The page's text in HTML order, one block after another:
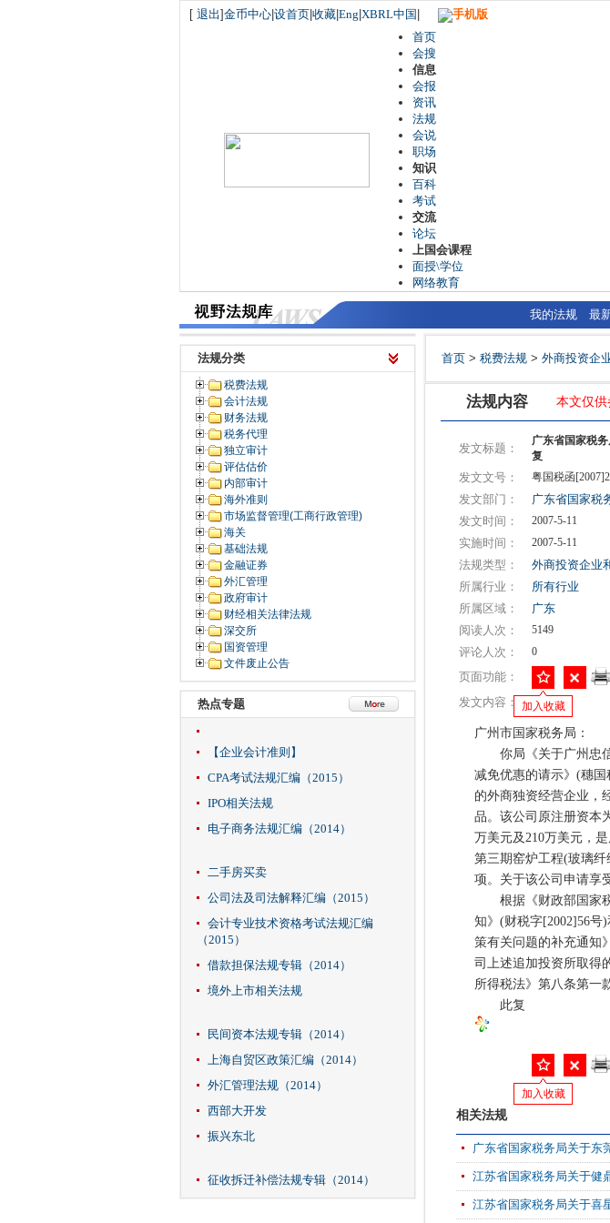
[ 退出]金币中心 设首页 收藏 Eng XBRL中国
手机版
首页
会搜
信息
会报
资讯
法规
会说
职场
知识
百科
考试
交流
论坛
上国会课程
面授\学位
网络教育
我的法规 最
法规分类
税费法规
会计法规
财务法规
税务代理
独立审计
评估估价
内部审计
海外准则
市场监督管理(工商行政管理)
海关
基础法规
金融证券
外汇管理
政府审计
财经相关法律法规
深交所
国资管理
文件废止公告
热点专题
【企业会计准则】
CPA考试法规汇编（2015）
IPO相关法规
电子商务法规汇编（2014）
二手房买卖
公司法及司法解释汇编（2015）
会计专业技术资格考试法规汇编
（2015）
借款担保法规专辑（2014）
境外上市相关法规
民间资本法规专辑（2014）
上海自贸区政策汇编（2014）
外汇管理法规（2014）
西部大开发
振兴东北
征收拆迁补偿法规专辑（2014）
首页 > 税费法规 > 外商投资企
法规内容 本文仅
发文标题：
广东省国家税
复
发文文号： 粤国税函
发文部门：
广东省国家税
发文时间：
2007-5-11
实施时间： 2007-5-11
法规类型：
外商投资企业
所属行业：
所有行业
所属区域：
广东
阅读人次：
5149
评论人次： 0
页面功能：
加入收藏
发文内容：
广州市国家税务局：
你局《关于广州忠信
减免优惠的请示》(穗国
的外商独资经营企业，
品。该公司原注册资本
万美元及210万美元，
第三期窑炉工程(玻璃
项。关于该公司申请享
根据《财政部国家税
知》(财税字[2002]56号
策有关问题的补充通知
司上述追加投资所取得
所得税法》第八条第一
此复
加入收藏
相关法规
广东省国家税务局关于东
江苏省国家税务局关于健
江苏省国家税务局关于喜